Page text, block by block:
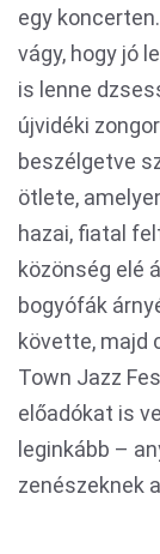
egy
vágy, hogy jó
is lenne
újvidéki
beszélgetve
ötlete,
hazai, fiatal
közönség elé
bogyófák
követte, majd
Town Jazz
előadókat is
leginkább –
zenészeknek